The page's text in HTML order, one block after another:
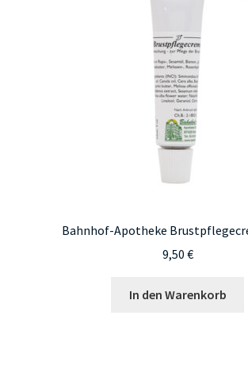
Bahnhof-Apotheke
9,50 €
In den Warenkorb